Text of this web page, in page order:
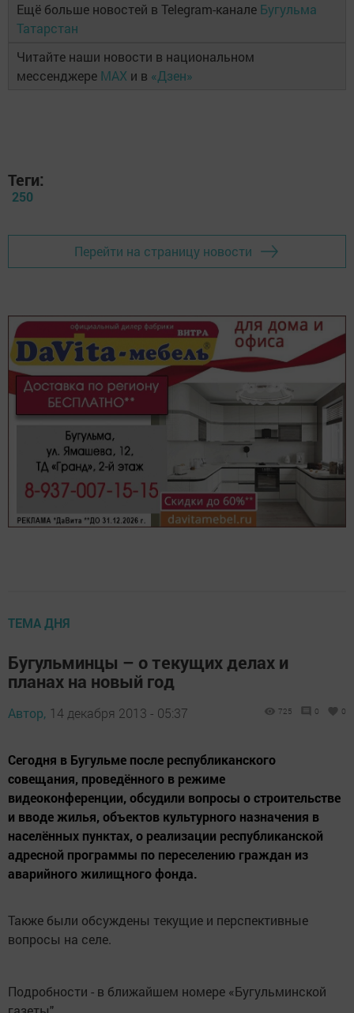
Ещё больше новостей в Telegram-канале Бугульма
Татарстан
Читайте наши новости в национальном
мессенджере MAX и в «Дзен»
Теги:
250
Перейти на страницу новости
ТЕМА ДНЯ
Бугульминцы – о текущих делах и
планах на новый год
Автор, 14 декабря 2013 - 05:37 725 0 0
Сегодня в Бугульме после республиканского
совещания, проведённого в режиме
видеоконференции, обсудили вопросы о строительстве
и вводе жилья, объектов культурного назначения в
населённых пунктах, о реализации республиканской
адресной программы по переселению граждан из
аварийного жилищного фонда.
Также были обсуждены текущие и перспективные
вопросы на селе.
Подробности - в ближайшем номере «Бугульминской